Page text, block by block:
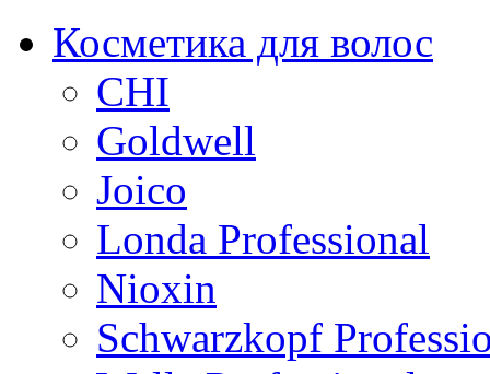
Косметика для волос
CHI
Goldwell
Joico
Londa Professional
Nioxin
Schwarzkopf